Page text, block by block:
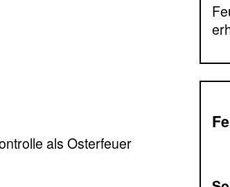
als Osterfeuer